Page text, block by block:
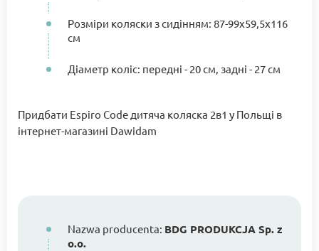
Розміри коляски з сидінням: 87-99x59,5x116
см
Діаметр коліс: передні - 20 см, задні - 27 см
Придбати Espiro Code дитяча коляска 2в1 у Польщі в
інтернет-магазині Dawidam
Nazwa producenta: BDG PRODUKCJA Sp. z
o.o.